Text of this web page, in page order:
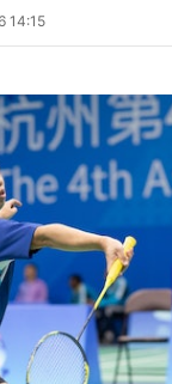
14:15